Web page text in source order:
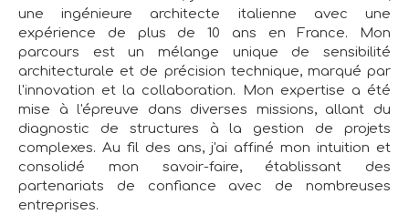
une ingénieure architecte italienne avec une
expérience de plus de 10 ans en France. Mon
parcours est un mélange unique de sensibilité
architecturale et de précision technique, marqué par
l'innovation et la collaboration. Mon expertise a été
mise à l'épreuve dans diverses missions, allant du
diagnostic de structures à la gestion de projets
complexes. Au fil des ans, j'ai affiné mon intuition et
consolidé mon savoir-faire, établissant des
partenariats de confiance avec de nombreuses
entreprises.